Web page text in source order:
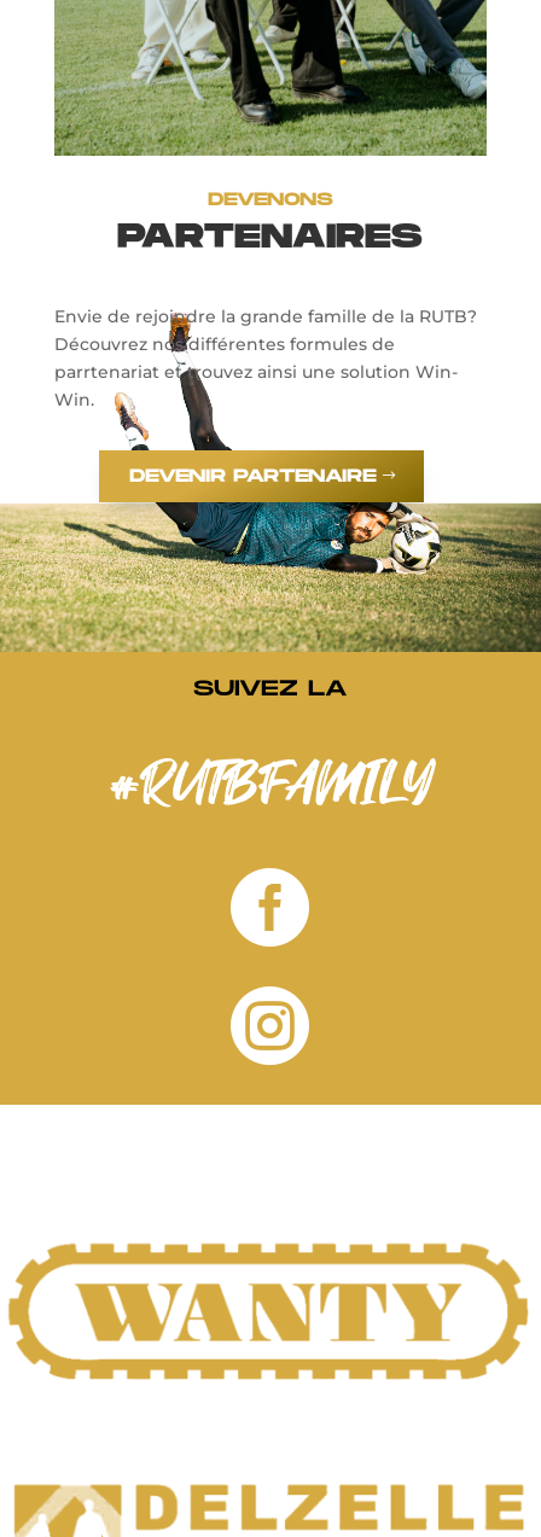
DEVENONS
PARTENAIRES
Envie de rejoindre la grande famille de la RUTB?
Découvrez nos différentes formules de
parrtenariat et trouvez ainsi une solution Win-
Win.
DEVENIR PARTENAIRE
SUIVEZ LA
#RUTBFAMILY

